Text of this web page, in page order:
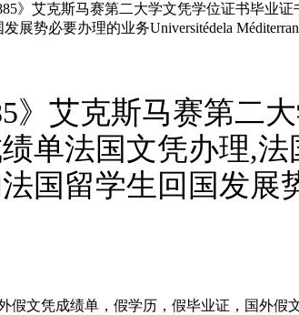
》艾克斯马赛第二大学文凭学位证书毕业
势必要办理的业务Universitédela
》艾克斯马赛第二
单法国文凭办理,
国留学生回国发展
文凭成绩单，假学历，假毕业证，国外假